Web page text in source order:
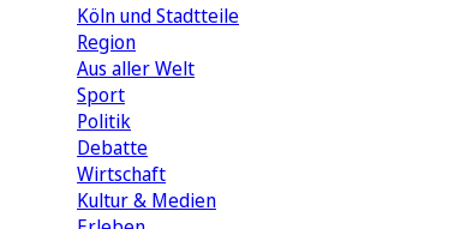
Köln und Stadtteile
Region
Aus aller Welt
Sport
Politik
Debatte
Wirtschaft
Kultur & Medien